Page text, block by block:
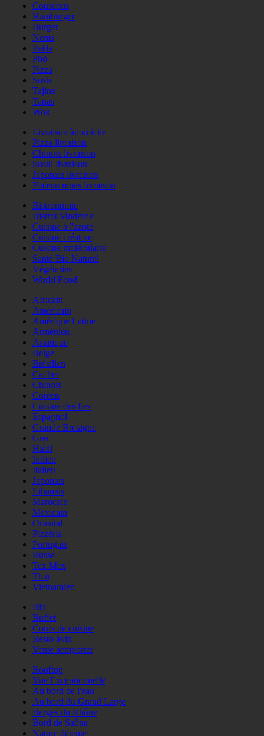
Couscous
Hamburger
Burger
Nems
Paëla
Phö
Pizza
Sushi
Tajine
Tapas
Wok
Livraison àdomicile
Pizza livraison
Chinois livraison
Sushi livraison
Japonais livraison
Plateau repas livraison
Bistronomie
Bistrot Moderne
Cuisine à l'azote
Cuisine créative
Cuisine moléculaire
Santé Bio Naturel
Végétarien
World Food
Africain
Américain
Amérique Latine
Arménien
Asiatique
Belge
Brésilien
Cacher
Chinois
Coréen
Cuisine des Iles
Espagnol
Grande Bretagne
Grec
Halal
Indien
Italien
Japonais
Libanais
Marocain
Mexicain
Oriental
Pizzéria
Portugais
Russe
Tex Mex
Thaï
Vietnamien
Bio
Buffet
Cours de cuisine
Resto àvin
Vente àemporter
Rooftop
Vue Exceptionnelle
Au bord de l'eau
Au bord du Grand Large
Berges du Rhône
Bord de Saône
Nature détente